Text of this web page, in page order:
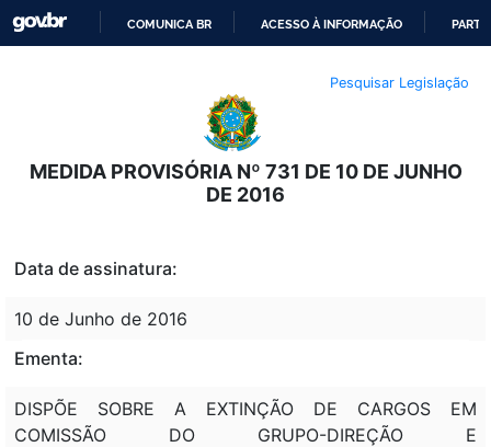
O
CONTEÚDO
COMUNICA BR ACESSO À INFORMAÇÃO
Pesquisar Legislação
MEDIDA PROVISÓRIA Nº 731 DE 10 DE JUNHO
DE 2016
Data de assinatura:
10 de Junho de 2016
Ementa:
DISPÕE SOBRE A EXTINÇÃO DE CARGOS EM
COMISSÃO DO GRUPO-DIREÇÃO E